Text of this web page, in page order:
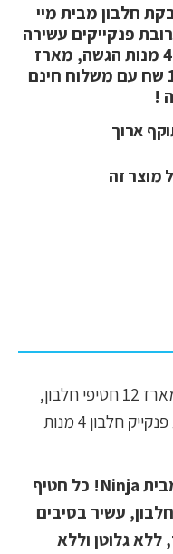
חלבון מבית מיי
תערובת פנקייקים עשירה
בחלבון מבית מיי פרוטאין עם 4 מנות הגשה, מארז
חטיפי חלבון NINJA ZEN ב149 שח עם משלוח חינם
!
ארוך
מוצר זה
באנדל חלבון שווה במיוחד המכיל מארז 12 חטיפי חלבון,
אבקת חלבון 10 מנות הגשה, אבקת פנקייק חלבון 4 מנות
מארז של 12 חטיפי חלבון Zen מבית Ninja! כל חטיף
ומכיל 23-24 גרם חלבון, עשיר בסיבים
גלוטן וללא